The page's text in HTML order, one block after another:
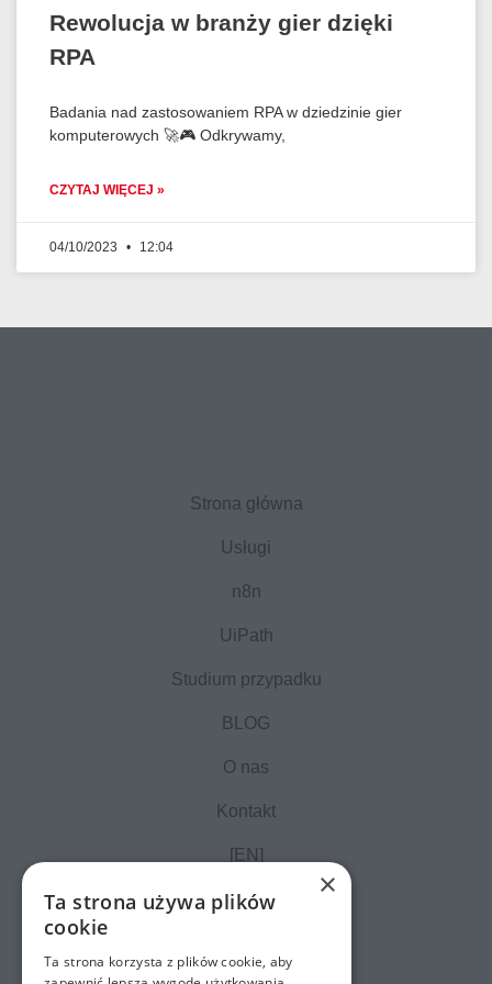
Rewolucja w branży gier dzięki
RPA
Badania nad zastosowaniem RPA w dziedzinie gier
komputerowych 🚀🎮 Odkrywamy,
CZYTAJ WIĘCEJ »
04/10/2023 12:04
Strona główna
Usługi
n8n
UiPath
Studium przypadku
BLOG
O nas
Kontakt
[EN]
×
Ta strona używa plików
cookie
Ta strona korzysta z plików cookie, aby